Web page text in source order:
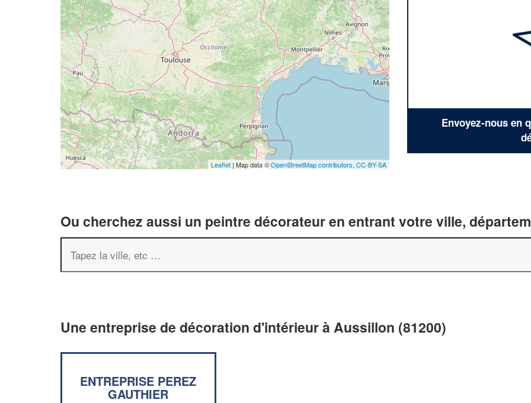
Leaflet | Map data ©OpenStreetMap contributors, CC-BY-SA
Envoyez-nous en
Ou cherchez aussi un peintre décorateur en entrant votre ville,
Une entreprise de décoration d'intérieur à Aussillon (81200)
ENTREPRISE PEREZ
GAUTHIER